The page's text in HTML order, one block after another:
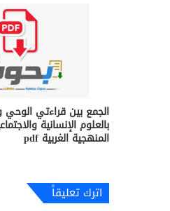
الجمع بين قراءتي الوحي
بالعلوم الإنسانية
المنهجية الغربية pdf
اترك تعليقاً